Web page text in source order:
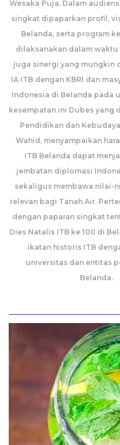
Wesaka Puja. Dalam
singkat dipaparkan profil,
Belanda, serta program
dilaksanakan dalam waktu
juga sinergi yang mungkin
IA ITB dengan KBRI dan
Indonesia di Belanda pada
kesempatan ini Dubes yang
Pendidikan dan
Wahid, menyampaikan
ITB Belanda dapat
jembatan diplomasi
sekaligus membawa nilai-
relevan bagi Tanah Air.
dengan paparan singkat
Dies Natalis ITB ke 100 di
ikatan historis ITB
universitas dan entitas
Belanda.